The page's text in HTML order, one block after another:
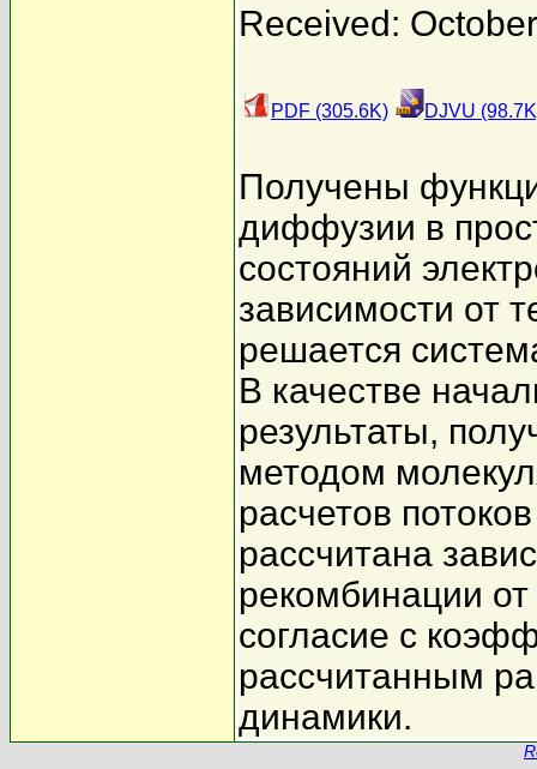
Received:
PDF (305.6K) DJVU
Получены
диффузии в
состояний
зависимости от
решается
В качестве
результаты,
методом
расчетов
рассчитана
рекомбинации
согласие с
рассчитанным
динамики.